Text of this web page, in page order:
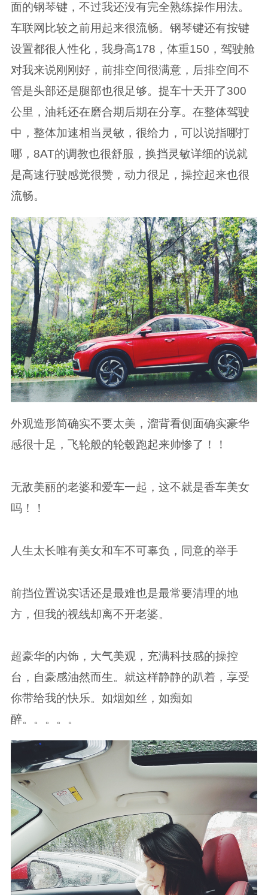
面的钢琴键，不过我还没有完全熟练操作用法。
车联网比较之前用起来很流畅。钢琴键还有按键
设置都很人性化，我身高178，体重150，驾驶舱
对我来说刚刚好，前排空间很满意，后排空间不
管是头部还是腿部也很足够。提车十天开了300
公里，油耗还在磨合期后期在分享。在整体驾驶
中，整体加速相当灵敏，很给力，可以说指哪打
哪，8AT的调教也很舒服，换挡灵敏详细的说就
是高速行驶感觉很赞，动力很足，操控起来也很
流畅。
外观造形简确实不要太美，溜背看侧面确实豪华
感很十足，飞轮般的轮毂跑起来帅惨了！！
无敌美丽的老婆和爱车一起，这不就是香车美女
吗！！
人生太长唯有美女和车不可辜负，同意的举手